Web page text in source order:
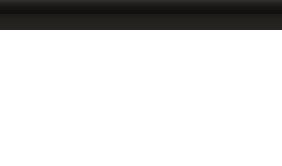
LE SITEMAGNETIQUES.FR